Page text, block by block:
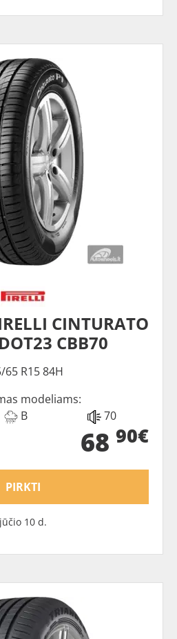
CINTURATO
CBB70
65 R15 84H
modeliams:
B 70
68 90€
PIRKTI
10 d.